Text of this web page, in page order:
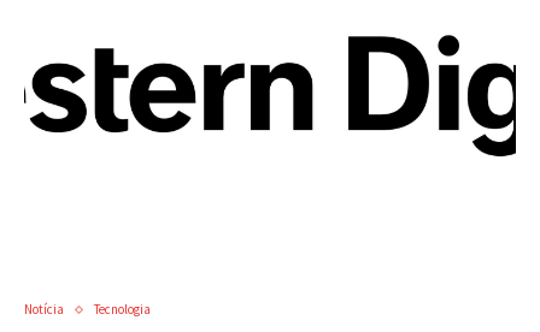
Notícia Tecnologia